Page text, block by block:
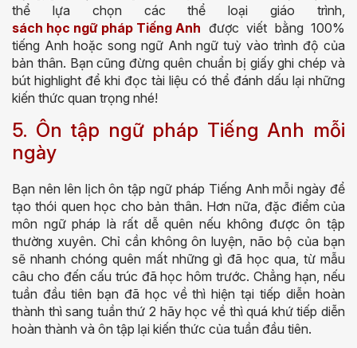
thể lựa chọn các thể loại giáo trình,
sách học ngữ pháp Tiếng Anh được viết bằng 100%
tiếng Anh hoặc song ngữ Anh ngữ tuỳ vào trình độ của
bản thân. Bạn cũng đừng quên chuẩn bị giấy ghi chép và
bút highlight để khi đọc tài liệu có thể đánh dấu lại những
kiến thức quan trọng nhé!
5. Ôn tập ngữ pháp Tiếng Anh mỗi
ngày
Bạn nên lên lịch ôn tập ngữ pháp Tiếng Anh mỗi ngày để
tạo thói quen học cho bản thân. Hơn nữa, đặc điểm của
môn ngữ pháp là rất dễ quên nếu không được ôn tập
thường xuyên. Chỉ cần không ôn luyện, não bộ của bạn
sẽ nhanh chóng quên mất những gì đã học qua, từ mẫu
câu cho đến cấu trúc đã học hôm trước. Chẳng hạn, nếu
tuần đầu tiên bạn đã học về thì hiện tại tiếp diễn hoàn
thành thì sang tuần thứ 2 hãy học về thì quá khứ tiếp diễn
hoàn thành và ôn tập lại kiến thức của tuần đầu tiên.